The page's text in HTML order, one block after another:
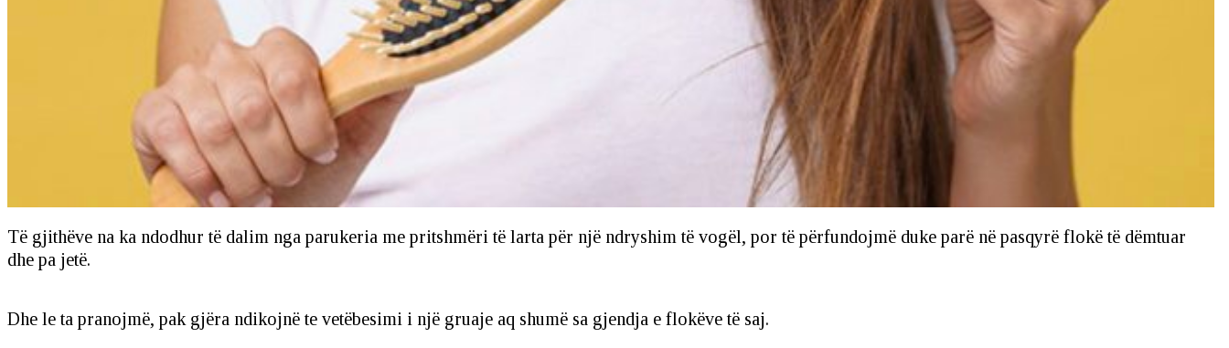
Të gjithëve na ka ndodhur të dalim nga parukeria me pritshmëri të larta për një ndryshim të vogël, por të përfundojmë duke parë në pasqyrë flokë të dëmtuar
dhe pa jetë.
Dhe le ta pranojmë, pak gjëra ndikojnë te vetëbesimi i një gruaje aq shumë sa gjendja e flokëve të saj.